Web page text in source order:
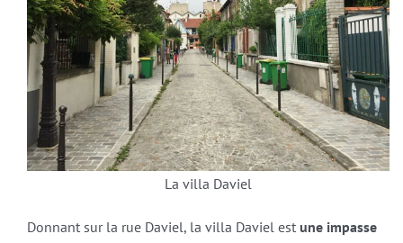
La villa Daviel
Donnant sur la rue Daviel, la villa Daviel est une impasse